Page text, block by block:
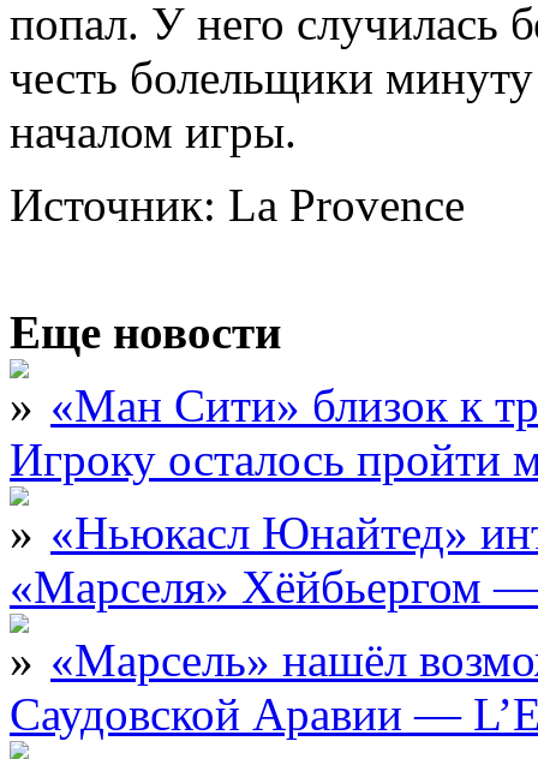
попал. У него случилась
честь болельщики
началом игры.
Источник: La Provence
Еще новости
«Ман Сити» близок к
Игроку осталось
«Ньюкасл Юнайтед»
«Марселя» Хёйбьергом
«Марсель» нашёл
Саудовской Аравии —